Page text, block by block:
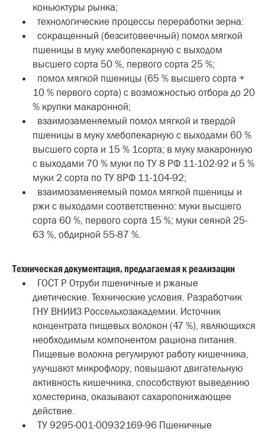
коньюктуры рынка;
технологические процессы переработки зерна:
сокращенный (безситовеечный) помол мягкой
пшеницы в муку хлебопекарную с выходом
высшего сорта 50 %, первого сорта 25 %;
помол мягкой пшеницы (65 % высшего сорта +
10 % первого сорта) с возможностью отбора до 20
% крупки макаронной;
взаимозаменяемый помол мягкой и твердой
пшеницы в муку хлебопекарную с выходами 60 %
высшего сорта и 15 % 1сорта; в муку макаронную
с выходами 70 % муки по ТУ 8 РФ 11-102-92 и 5 %
муки 2 сорта по ТУ 8РФ 11-104-92;
взаимозаменяемый помол мягкой пшеницы и
ржи с выходами соответственно: муки высшего
сорта 60 %, первого сорта 15 %; муки сеяной 25-
63 %, обдирной 55-87 %.
Техническая документация, предлагаемая к реализации
ГОСТ Р Отруби пшеничные и ржаные
диетические. Технические условия. Разработчик
ГНУ ВНИИЗ Россельхозакадемии. Источник
концентрата пищевых волокон (47 %), являющихся
необходимым компонентом рациона питания.
Пищевые волокна регулируют работу кишечника,
улучшают микрофлору, повышают двигательную
активность кишечника, способствуют выведению
холестерина, оказывают сахаропонижающее
действие.
ТУ 9295-001-00932169-96 Пшеничные